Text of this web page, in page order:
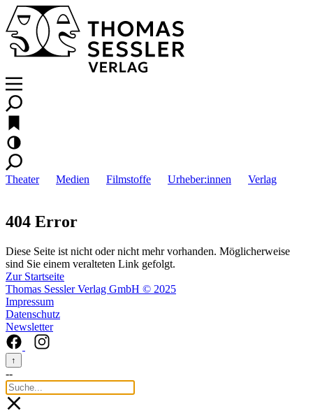
Theater Medien Filmstoffe Urheber:innen Verlag
404 Error
Diese Seite ist nicht oder nicht mehr vorhanden. Möglicherweise
sind Sie einem veralteten Link gefolgt.
Zur Startseite
Thomas Sessler Verlag GmbH © 2025
Impressum
Datenschutz
Newsletter
↑
--